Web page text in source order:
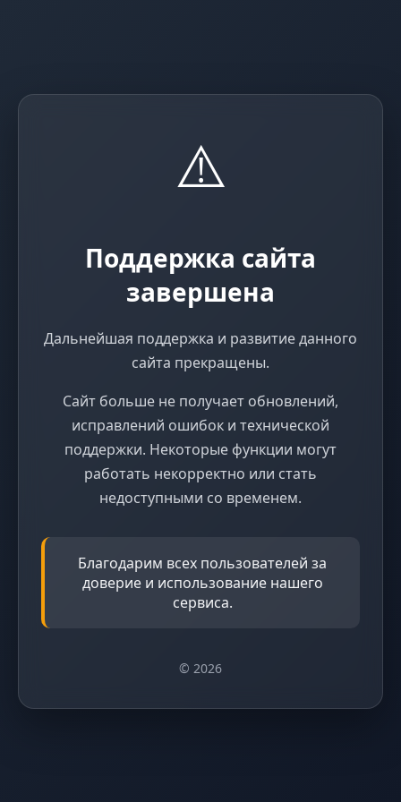
⚠️
Поддержка сайта
завершена
Дальнейшая поддержка и развитие данного
сайта прекращены.
Сайт больше не получает обновлений,
исправлений ошибок и технической
поддержки. Некоторые функции могут
работать некорректно или стать
недоступными со временем.
Благодарим всех пользователей за
доверие и использование нашего
сервиса.
© 2026